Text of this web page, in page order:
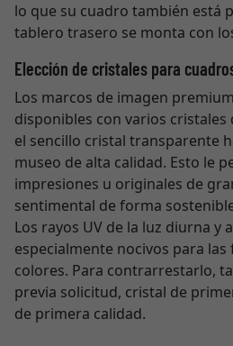
lo que su cuadro también está
tablero trasero se monta con
Elección de cristales para
Los marcos de imagen
disponibles con varios cristales
el sencillo cristal transparente
museo de alta calidad. Esto le
impresiones u originales de
sentimental de forma
Los rayos UV de la luz diurna y
especialmente nocivos para
colores. Para contrarrestarlo,
previa solicitud, cristal de
de primera calidad.